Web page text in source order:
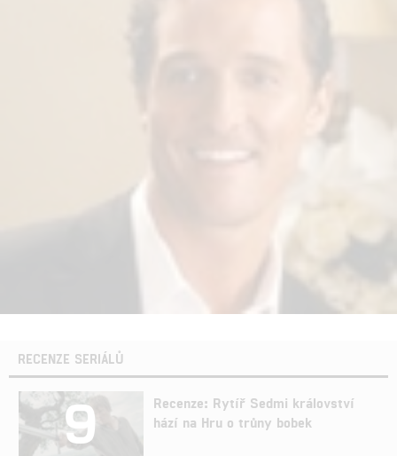
RECENZE SERIÁLŮ
9
Recenze: Rytíř Sedmi království
hází na Hru o trůny bobek